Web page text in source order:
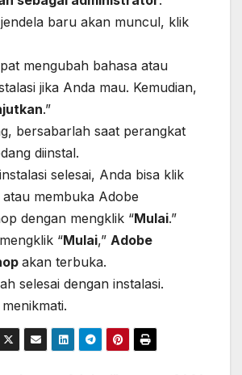
baru akan muncul, klik
mengubah bahasa atau
jika Anda mau. Kemudian,
.”
bersabarlah saat perangkat
diinstal.
selesai, Anda bisa klik
atau membuka Adobe
dengan mengklik “Mulai.”
“Mulai,” Adobe
akan terbuka.
selesai dengan instalasi.